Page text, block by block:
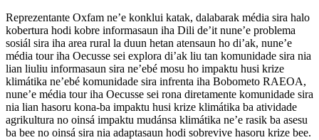
Reprezentante Oxfam ne’e konklui katak, dalabarak média sira halo
kobertura hodi kobre informasaun iha Dili de’it nune’e problema
sosiál sira iha area rural la duun hetan atensaun ho di’ak, nune’e
média tour iha Oecusse sei explora di’ak liu tan komunidade sira nia
lian liuliu informasaun sira ne’ebé mosu ho impaktu husi krize
klimátika ne’ebé komunidade sira infrenta iha Bobometo RAEOA,
nune’e média tour iha Oecusse sei rona diretamente komunidade sira
nia lian hasoru kona-ba impaktu husi krize klimátika ba atividade
agrikultura no oinsá impaktu mudánsa klimátika ne’e rasik ba asesu
ba bee no oinsá sira nia adaptasaun hodi sobrevive hasoru krize bee.